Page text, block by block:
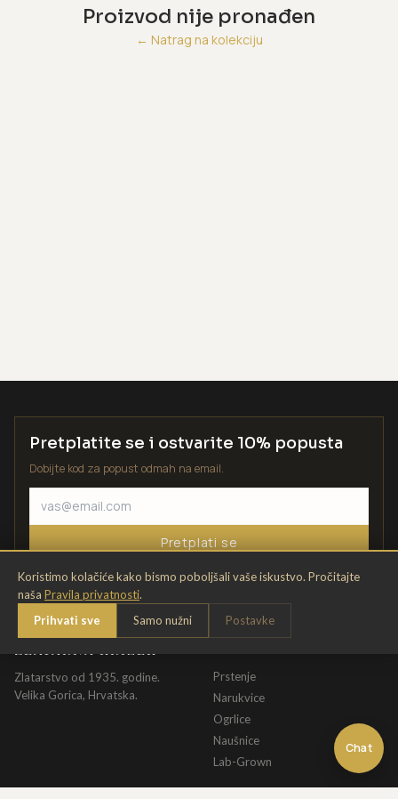
Proizvod nije pronađen
← Natrag na kolekciju
Chat
Koristimo kolačiće kako bismo poboljšali vaše iskustvo. Pročitajte
naša Pravila privatnosti.
Prihvati sve
Samo nužni Postavke
Pretplatite se i ostvarite 10% popusta
Dobijte kod za popust odmah na email.
Pretplati se
Zlatarstvo od 1935. godine.
Velika Gorica, Hrvatska.
Prstenje
Narukvice
Ogrlice
Naušnice
Lab-Grown